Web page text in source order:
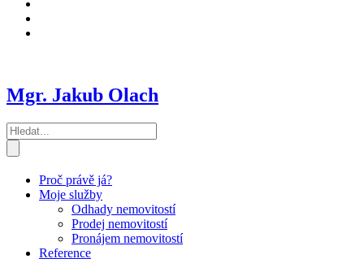
Mgr. Jakub Olach
Proč právě já?
Moje služby
Odhady nemovitostí
Prodej nemovitostí
Pronájem nemovitostí
Reference